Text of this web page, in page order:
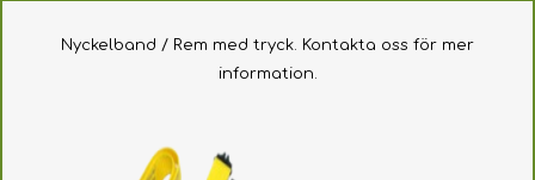
Nyckelband / Rem med tryck. Kontakta oss för mer
information.